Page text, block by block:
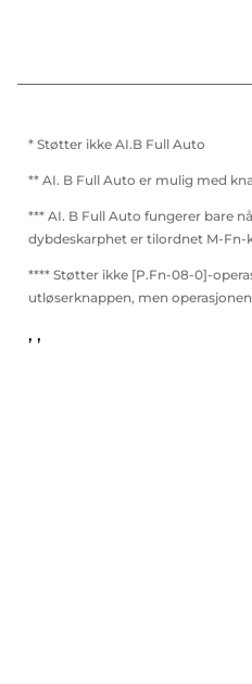
* Støtter ikke AI.B Full Auto
** AI. B Full Auto er mulig med
*** AI. B Full Auto fungerer bare
dybdeskarphet er tilordnet M-
**** Støtter ikke [P.Fn-08-0]-
utløserknappen, men
, ,